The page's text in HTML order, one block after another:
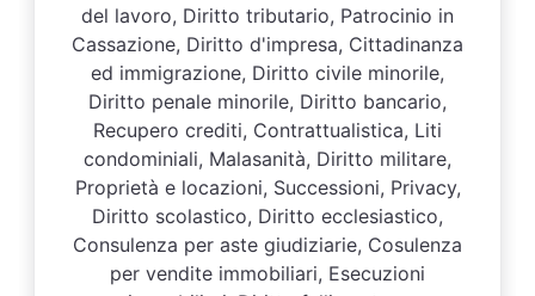
del lavoro, Diritto tributario, Patrocinio in
Cassazione, Diritto d'impresa, Cittadinanza
ed immigrazione, Diritto civile minorile,
Diritto penale minorile, Diritto bancario,
Recupero crediti, Contrattualistica, Liti
condominiali, Malasanità, Diritto militare,
Proprietà e locazioni, Successioni, Privacy,
Diritto scolastico, Diritto ecclesiastico,
Consulenza per aste giudiziarie, Cosulenza
per vendite immobiliari, Esecuzioni